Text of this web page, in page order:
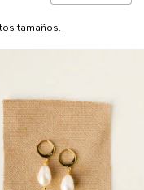
tamaños.